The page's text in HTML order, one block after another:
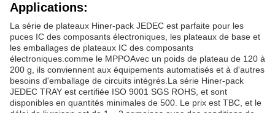
Applications:
La série de plateaux Hiner-pack JEDEC est parfaite pour les
puces IC des composants électroniques, les plateaux de base et
les emballages de plateaux IC des composants
électroniques.comme le MPPOAvec un poids de plateau de 120 à
200 g, ils conviennent aux équipements automatisés et à d'autres
besoins d'emballage de circuits intégrés.La série Hiner-pack
JEDEC TRAY est certifiée ISO 9001 SGS ROHS, et sont
disponibles en quantités minimales de 500. Le prix est TBC, et le